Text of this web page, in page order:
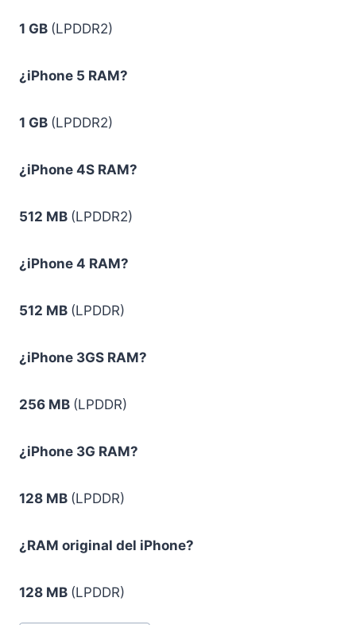
1 GB (LPDDR2)
¿iPhone 5 RAM?
1 GB (LPDDR2)
¿iPhone 4S RAM?
512 MB (LPDDR2)
¿iPhone 4 RAM?
512 MB (LPDDR)
¿iPhone 3GS RAM?
256 MB (LPDDR)
¿iPhone 3G RAM?
128 MB (LPDDR)
¿RAM original del iPhone?
128 MB (LPDDR)